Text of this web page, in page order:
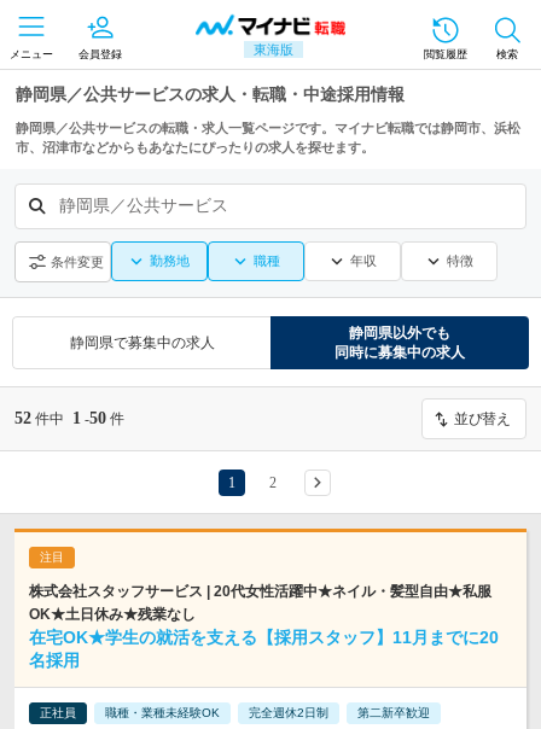
東海版
メニュー 会員登録 閲覧履歴 検索
静岡県／公共サービスの求人・転職・中途採用情報
静岡県／公共サービスの転職・求人一覧ページです。マイナビ転職では静岡市、浜松
市、沼津市などからもあなたにぴったりの求人を探せます。
静岡県／公共サービス
条件変更 勤務地 職種 年収 特徴
静岡県で募集中の求人
静岡県以外でも
同時に募集中の求人
52 件中 1 -50 件 並び替え
1 2
株式会社スタッフサービス | 20代女性活躍中★ネイル・髪型自由★私服
OK★土日休み★残業なし
在宅OK★学生の就活を支える【採用スタッフ】11月までに20
名採用
正社員 職種・業種未経験OK 完全週休2日制 第二新卒歓迎